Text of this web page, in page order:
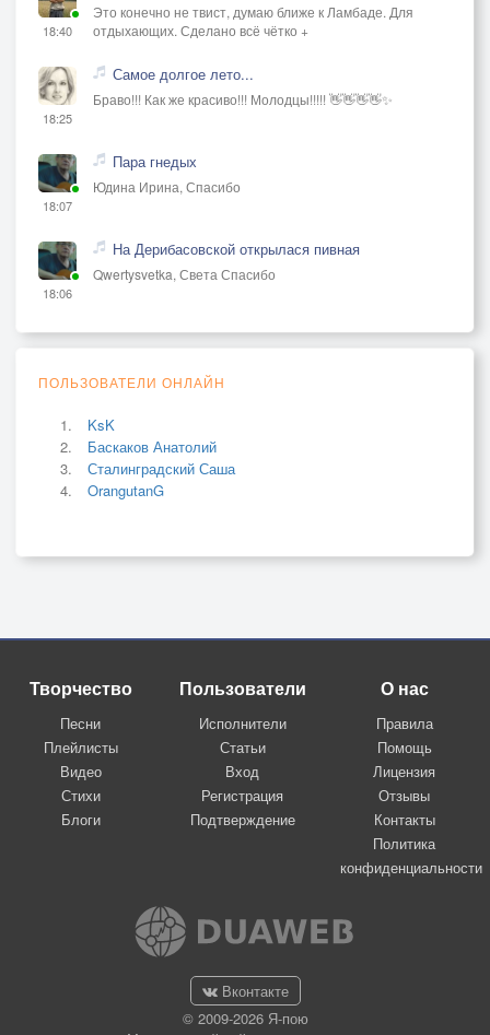
18:40
Это конечно не твист, думаю ближе к Ламбаде. Для
отдыхающих. Сделано всё чётко +
18:25
Самое долгое лето...
Браво!!! Как же красиво!!! Молодцы!!!!! 👋👋👋👋✨
18:07
Пара гнедых
Юдина Ирина, Спасибо
18:06
На Дерибасовской открылася пивная
Qwertysvetka, Света Спасибо
ПОЛЬЗОВАТЕЛИ ОНЛАЙН
KsK
Баскаков Анатолий
Сталинградский Саша
OrangutanG
Творчество
Песни
Плейлисты
Видео
Стихи
Блоги
Пользователи
Исполнители
Статьи
Вход
Регистрация
Подтверждение
О нас
Правила
Помощь
Лицензия
Отзывы
Контакты
Политика
конфиденциальности
Вконтакте
© 2009-2026 Я-пою